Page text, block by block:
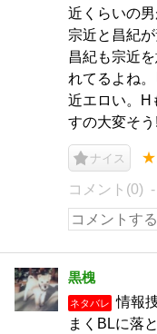
近くらいの
宗近と昌紀
昌紀も宗近
れてるよね
近エロい。H
すの大変そう!
ナイス
コメント(0)
黒槐
ネタバレ
情報
まくBLに落